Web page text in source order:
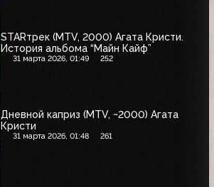
STARтрек (MTV, 2000) Агата Кристи.
История альбома “Майн Кайф”
31 марта 2026, 01:49 252
Дневной каприз (MTV, ~2000) Агата
Кристи
31 марта 2026, 01:48 261